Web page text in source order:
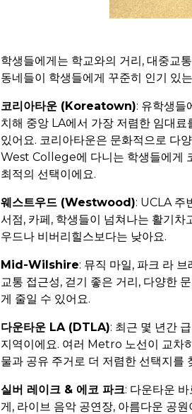
학생들에게는 학교와의 거리, 대중교
동네들이 학생들에게 꾸준히 인기 있
코리아타운 (Koreatown): 유학생
치해 중앙 LA에서 가장 저렴한 임대
있어요. 코리아타운은 문화적으로 다
West College에 다니는 학생들에게
최적의 선택이에요.
웨스트우드 (Westwood): UCLA 주
서점, 카페, 학생들이 넘쳐나는 활기
우드나 비버리힐스보다는 낮아요.
Mid-Wilshire: 뮤직 마일, 파크 라
교통 접근성, 걷기 좋은 거리, 다양한
게 줄일 수 있어요.
다운타운 LA (DTLA): 최근 몇 년간
지역이에요. 여러 Metro 노선이 교차
물과 공유 주거로 더 저렴한 선택지를
실버 레이크 & 에코 파크: 다운타운
게, 라이브 음악 공연장, 아름다운 공